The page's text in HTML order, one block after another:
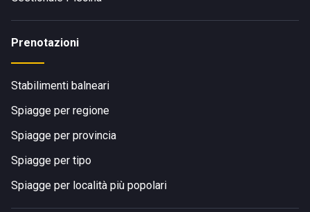
Prenotazioni
Stabilimenti balneari
Spiagge per regione
Spiagge per provincia
Spiagge per tipo
Spiagge per località più popolari